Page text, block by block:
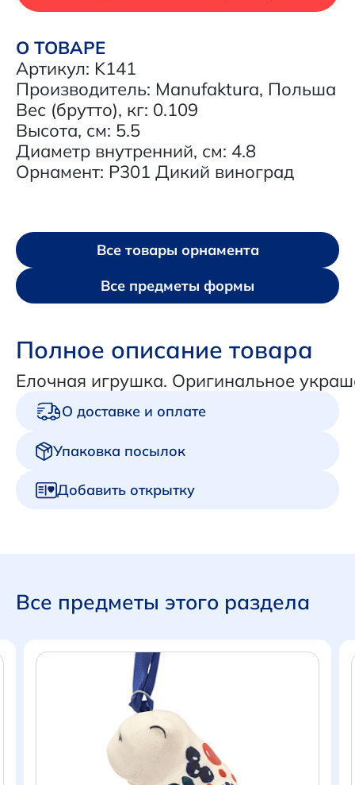
О ТОВАРЕ
Артикул: K141
Производитель: Manufaktura, Польша
Вес (брутто), кг: 0.109
Высота, см: 5.5
Диаметр внутренний, см: 4.8
Орнамент: P301 Дикий виноград
Все товары орнамента
Все предметы формы
Полное описание товара
Елочная игрушка. Оригинальное
О доставке и оплате
Упаковка посылок
Добавить открытку
Все предметы этого раздела